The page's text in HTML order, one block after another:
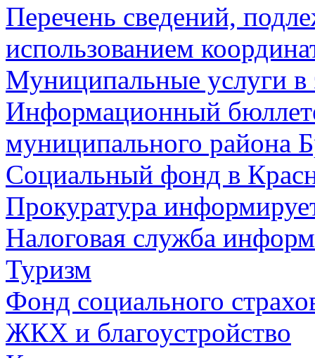
Перечень сведений,
использованием
Муниципальные услуги в
Информационный
муниципального района
Социальный фонд в
Прокуратура
Налоговая служба
Туризм
Фонд социального
ЖКХ и благоустройство